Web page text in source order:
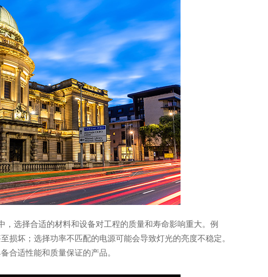
选择合适的材料和设备对工程的质量和寿命影响重大。例
坏；选择功率不匹配的电源可能会导致灯光的亮度不稳定。
合适性能和质量保证的产品。